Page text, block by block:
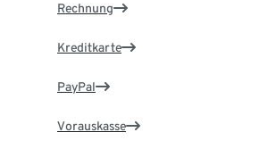
Rechnung
Kreditkarte
PayPal
Vorauskasse